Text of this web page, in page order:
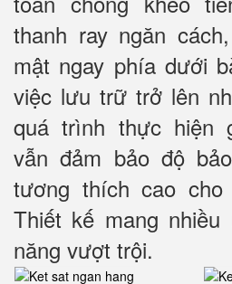
thanh ray ngăn
mật ngay phía dưới
việc lưu trữ trở lên
quá trình thực hiện
vẫn đảm bảo độ
tương thích cao
Thiết kế mang
năng vượt trội.